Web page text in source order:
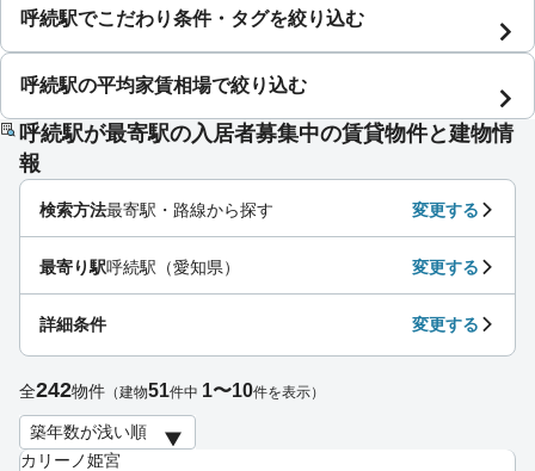
呼続駅でこだわり条件・タグを絞り込む
呼続駅の平均家賃相場で絞り込む
呼続駅が最寄駅の入居者募集中の賃貸物件と建物情
報
カリーノ姫宮
検索方法最寄駅・路線から探す 変更する
最寄り駅呼続駅（愛知県） 変更する
詳細条件 変更する
全242物件 （建物51件中 1〜10件を表示）